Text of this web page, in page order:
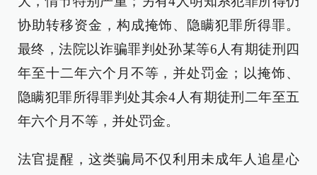
协助转移资金，构成掩饰、隐瞒犯罪所得罪。
最终，法院以诈骗罪判处孙某等6人有期徒刑四
年至十二年六个月不等，并处罚金；以掩饰、
隐瞒犯罪所得罪判处其余4人有期徒刑二年至五
年六个月不等，并处罚金。
法官提醒，这类骗局不仅利用未成年人追星心